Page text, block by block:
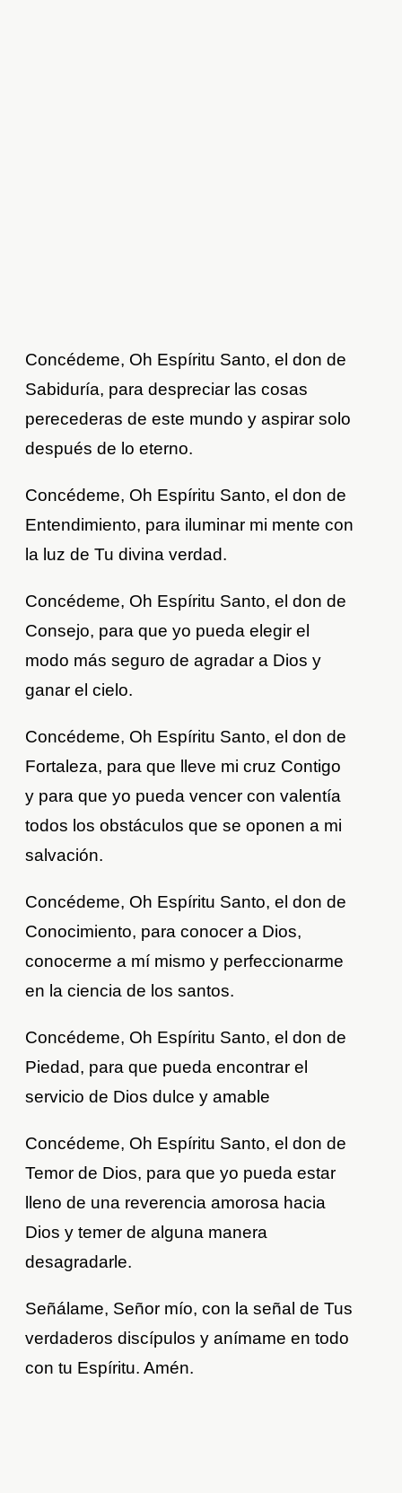
Concédeme, Oh Espíritu Santo, el don de
Sabiduría, para despreciar las cosas
perecederas de este mundo y aspirar solo
después de lo eterno.
Concédeme, Oh Espíritu Santo, el don de
Entendimiento, para iluminar mi mente con
la luz de Tu divina verdad.
Concédeme, Oh Espíritu Santo, el don de
Consejo, para que yo pueda elegir el
modo más seguro de agradar a Dios y
ganar el cielo.
Concédeme, Oh Espíritu Santo, el don de
Fortaleza, para que lleve mi cruz Contigo
y para que yo pueda vencer con valentía
todos los obstáculos que se oponen a mi
salvación.
Concédeme, Oh Espíritu Santo, el don de
Conocimiento, para conocer a Dios,
conocerme a mí mismo y perfeccionarme
en la ciencia de los santos.
Concédeme, Oh Espíritu Santo, el don de
Piedad, para que pueda encontrar el
servicio de Dios dulce y amable
Concédeme, Oh Espíritu Santo, el don de
Temor de Dios, para que yo pueda estar
lleno de una reverencia amorosa hacia
Dios y temer de alguna manera
desagradarle.
Señálame, Señor mío, con la señal de Tus
verdaderos discípulos y anímame en todo
con tu Espíritu. Amén.